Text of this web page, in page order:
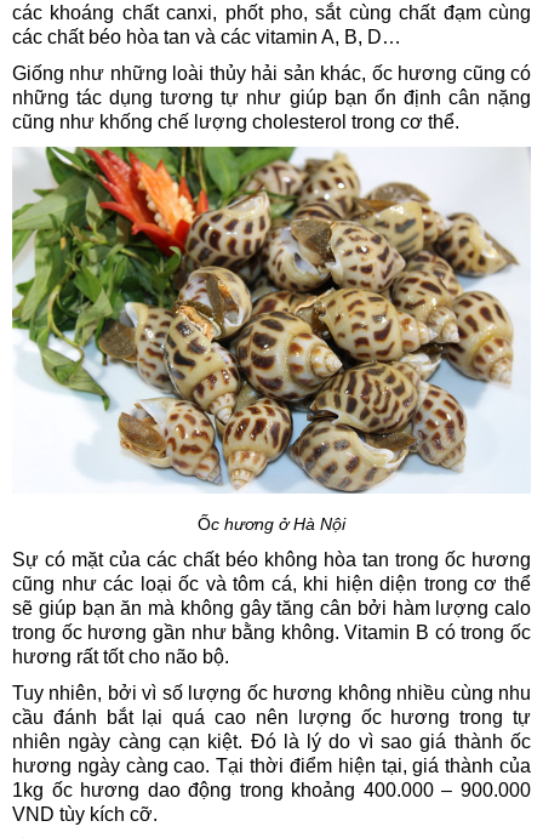
các khoáng chất canxi, phốt pho, sắt cùng chất đạm cùng
các chất béo hòa tan và các vitamin A, B, D…
Giống như những loài thủy hải sản khác, ốc hương cũng có
những tác dụng tương tự như giúp bạn ổn định cân nặng
cũng như khống chế lượng cholesterol trong cơ thể.
Ốc hương ở Hà Nội
Sự có mặt của các chất béo không hòa tan trong ốc hương
cũng như các loại ốc và tôm cá, khi hiện diện trong cơ thể
sẽ giúp bạn ăn mà không gây tăng cân bởi hàm lượng calo
trong ốc hương gần như bằng không. Vitamin B có trong ốc
hương rất tốt cho não bộ.
Tuy nhiên, bởi vì số lượng ốc hương không nhiều cùng nhu
cầu đánh bắt lại quá cao nên lượng ốc hương trong tự
nhiên ngày càng cạn kiệt. Đó là lý do vì sao giá thành ốc
hương ngày càng cao. Tại thời điểm hiện tại, giá thành của
1kg ốc hương dao động trong khoảng 400.000 – 900.000
VND tùy kích cỡ.